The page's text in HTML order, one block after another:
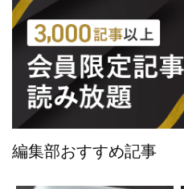
編集部おすすめ記事